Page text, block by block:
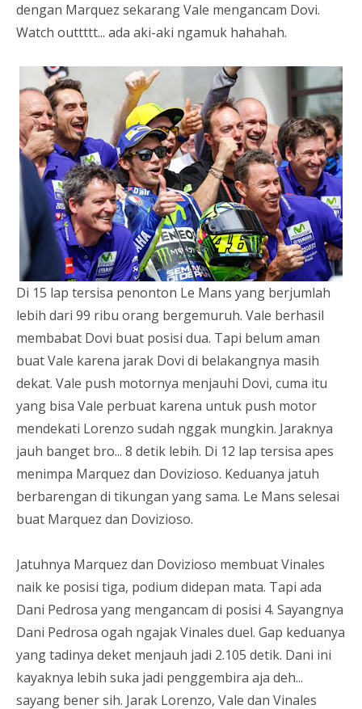
dengan Marquez sekarang Vale mengancam Dovi.
Watch outtttt... ada aki-aki ngamuk hahahah.
Di 15 lap tersisa penonton Le Mans yang berjumlah
lebih dari 99 ribu orang bergemuruh. Vale berhasil
membabat Dovi buat posisi dua. Tapi belum aman
buat Vale karena jarak Dovi di belakangnya masih
dekat. Vale push motornya menjauhi Dovi, cuma itu
yang bisa Vale perbuat karena untuk push motor
mendekati Lorenzo sudah nggak mungkin. Jaraknya
jauh banget bro... 8 detik lebih. Di 12 lap tersisa apes
menimpa Marquez dan Dovizioso. Keduanya jatuh
berbarengan di tikungan yang sama. Le Mans selesai
buat Marquez dan Dovizioso.
Jatuhnya Marquez dan Dovizioso membuat Vinales
naik ke posisi tiga, podium didepan mata. Tapi ada
Dani Pedrosa yang mengancam di posisi 4. Sayangnya
Dani Pedrosa ogah ngajak Vinales duel. Gap keduanya
yang tadinya deket menjauh jadi 2.105 detik. Dani ini
kayaknya lebih suka jadi penggembira aja deh...
sayang bener sih. Jarak Lorenzo, Vale dan Vinales